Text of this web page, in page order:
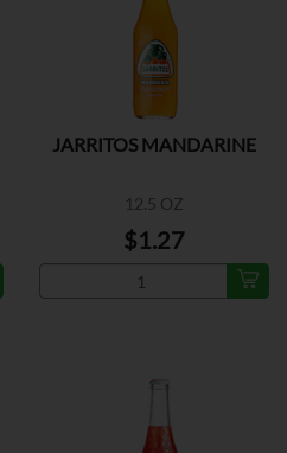
JARRITOS MANDARINE
12.5 OZ
$1.27